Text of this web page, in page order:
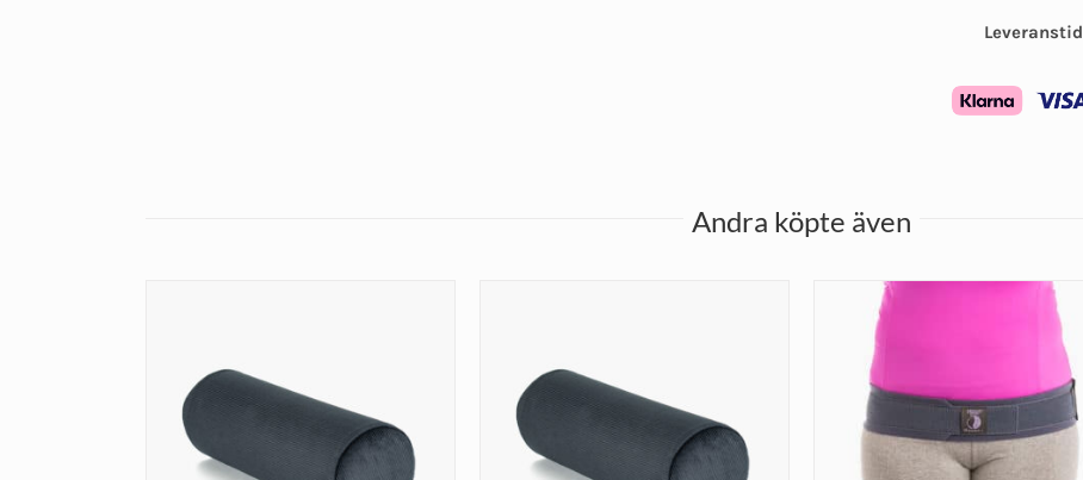
Leveranstid
Andra köpte även